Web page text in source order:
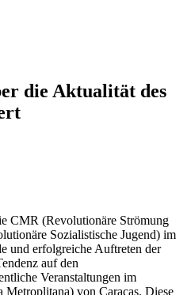
die Aktualität des
CMR (Revolutionäre Strömung
Sozialistische Jugend) im
und erfolgreiche Auftreten der
auf den
Veranstaltungen im
Metroplitana) von Caracas. Diese